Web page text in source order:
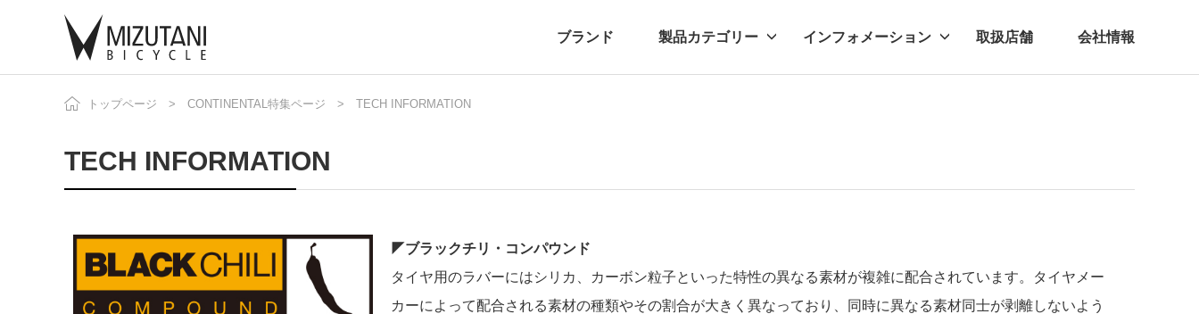
ブランド 製品カテゴリー
自転車
インフォメーション
ニュース
取扱店舗 会社情報
トップページ CONTINENTAL特集ページ TECH INFORMATION
TECH INFORMATION
◤ブラックチリ・コンパウンド
タイヤ用のラバーにはシリカ、カーボン粒子といった特性の異なる素材が複雑に配合されています。タイヤメー
カーによって配合される素材の種類やその割合が大きく異なっており、同時に異なる素材同士が剥離しないよう